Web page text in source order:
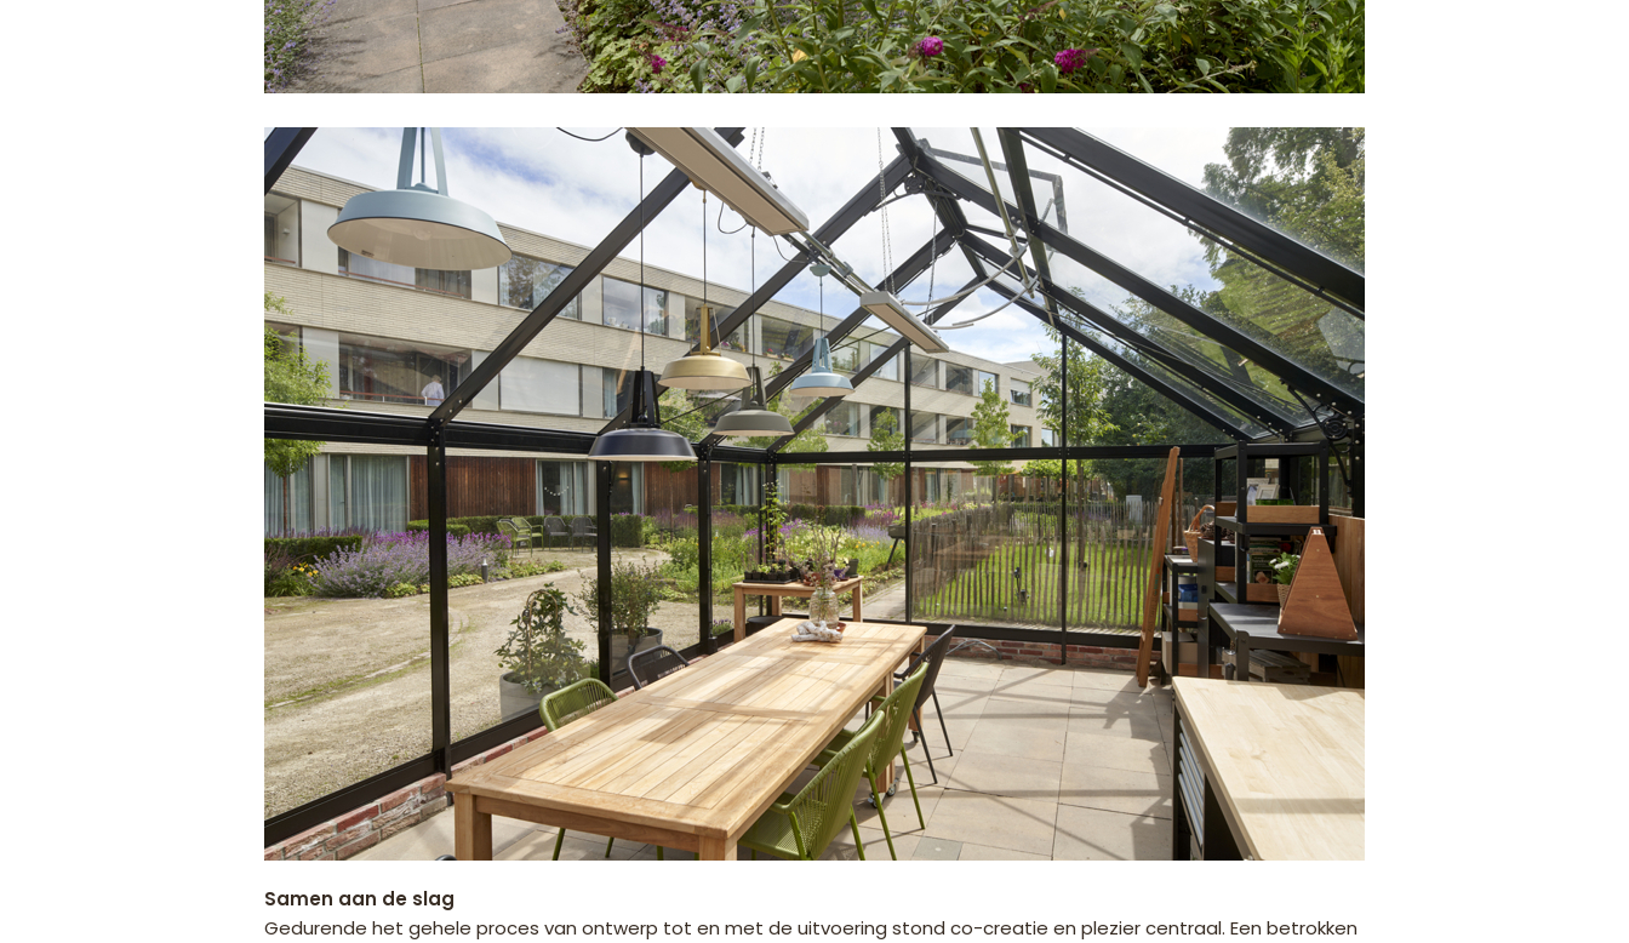
Samen aan de slag
Gedurende het gehele proces van ontwerp tot en met de uitvoering stond co-creatie en plezier centraal. Een betrokken